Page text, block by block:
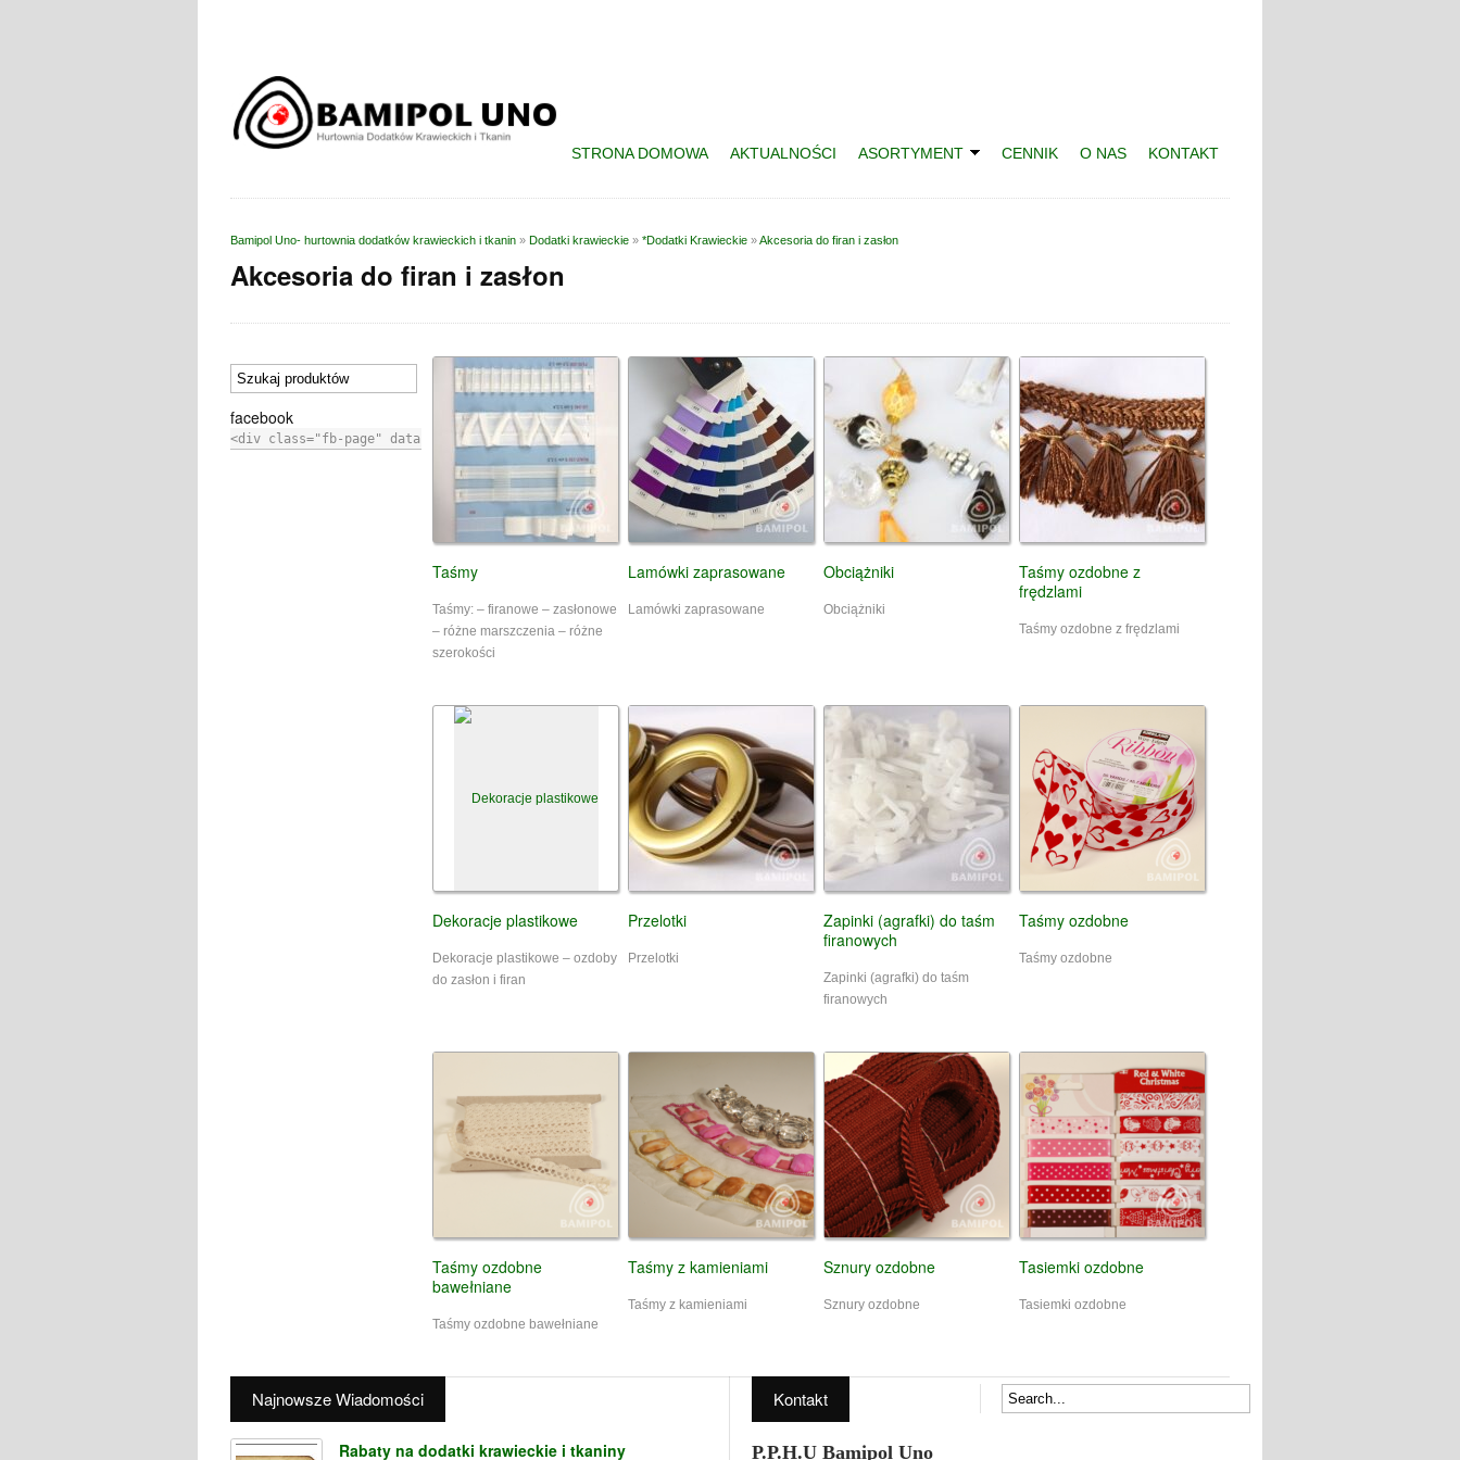
STRONA DOMOWA AKTUALNOŚCI ASORTYMENT CENNIK O NAS KONTAKT
Bamipol Uno- hurtownia dodatków krawieckich i tkanin » Dodatki krawieckie » *Dodatki Krawieckie »Akcesoria do firan i zasłon
Akcesoria do firan i zasłon
Taśmy
Taśmy: – firanowe – zasłonowe
– różne marszczenia – różne
szerokości
Lamówki zaprasowane
Lamówki zaprasowane
Obciążniki
Obciążniki
Taśmy ozdobne z
frędzlami
Taśmy ozdobne z frędzlami
Dekoracje plastikowe
Dekoracje plastikowe – ozdoby
do zasłon i firan
Przelotki
Przelotki
Zapinki (agrafki) do taśm
firanowych
Zapinki (agrafki) do taśm
firanowych
Taśmy ozdobne
Taśmy ozdobne
Taśmy ozdobne
bawełniane
Taśmy ozdobne bawełniane
Taśmy z kamieniami
Taśmy z kamieniami
Sznury ozdobne
Sznury ozdobne
Tasiemki ozdobne
Tasiemki ozdobne
facebook
<div class="fb-page" data-href = "https://www.facebook.com/Bamipol-Uno-246085668789356/" data-tabs "timeline" data-width="" data-height
Najnowsze Wiadomości
Rabaty na dodatki krawieckie i tkaniny
Kontakt
P.P.H.U Bamipol Uno